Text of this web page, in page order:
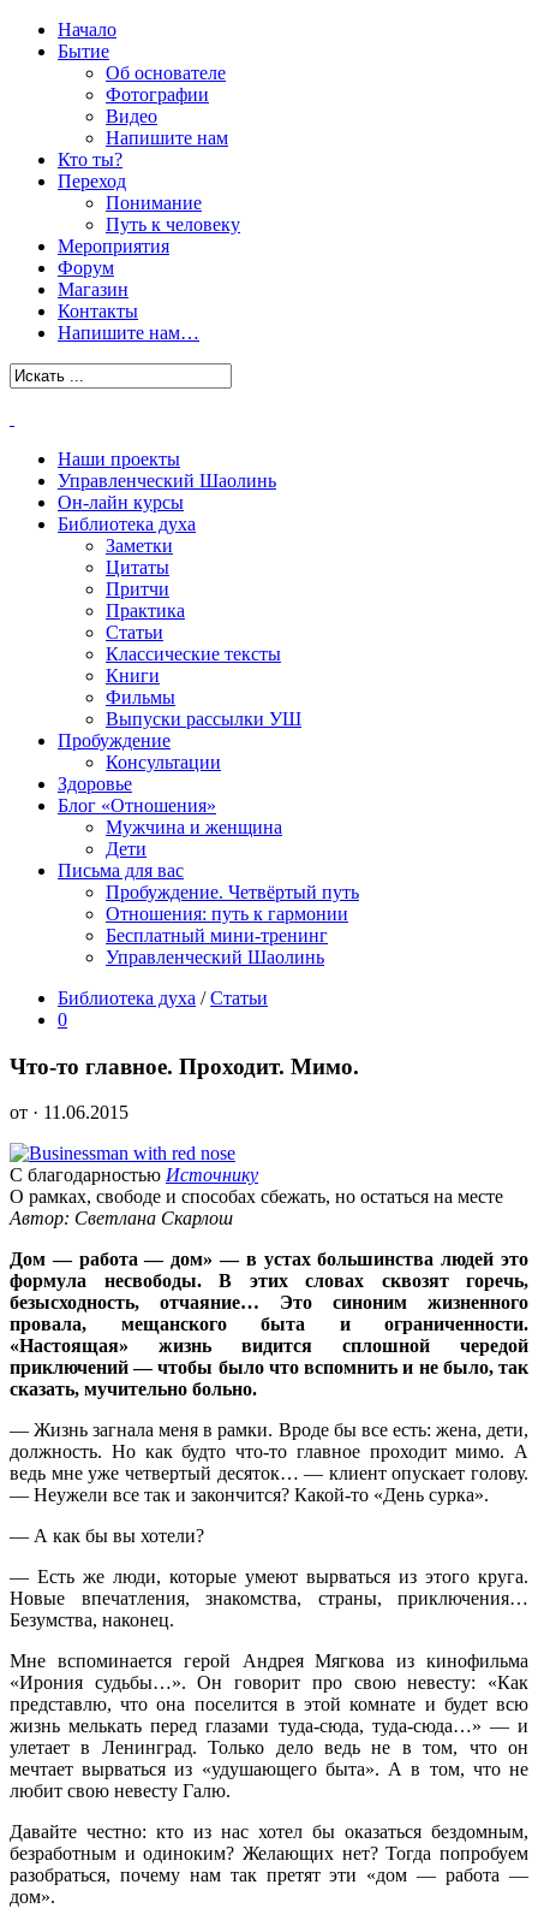
Начало
Бытие
Об основателе
Фотографии
Видео
Напишите нам
Кто ты?
Переход
Понимание
Путь к человеку
Мероприятия
Форум
Магазин
Контакты
Напишите нам…
Наши проекты
Управленческий Шаолинь
Он-лайн курсы
Библиотека духа
Заметки
Цитаты
Притчи
Практика
Статьи
Классические тексты
Книги
Фильмы
Выпуски рассылки УШ
Пробуждение
Консультации
Здоровье
Блог «Отношения»
Мужчина и женщина
Дети
Письма для вас
Пробуждение. Четвёртый путь
Отношения: путь к гармонии
Бесплатный мини-тренинг
Управленческий Шаолинь
Библиотека духа / Статьи
0
Что-то главное. Проходит. Мимо.
от · 11.06.2015
С благодарностью Источнику
О рамках, свободе и способах сбежать, но остаться на месте
Автор: Светлана Скарлош
Дом — работа — дом» — в устах большинства людей это
формула несвободы. В этих словах сквозят горечь,
безысходность, отчаяние… Это синоним жизненного
провала, мещанского быта и ограниченности.
«Настоящая» жизнь видится сплошной чередой
приключений — чтобы было что вспомнить и не было, так
сказать, мучительно больно.
— Жизнь загнала меня в рамки. Вроде бы все есть: жена, дети,
должность. Но как будто что-то главное проходит мимо. А
ведь мне уже четвертый десяток… — клиент опускает голову.
— Неужели все так и закончится? Какой-то «День сурка».
— А как бы вы хотели?
— Есть же люди, которые умеют вырваться из этого круга.
Новые впечатления, знакомства, страны, приключения…
Безумства, наконец.
Мне вспоминается герой Андрея Мягкова из кинофильма
«Ирония судьбы…». Он говорит про свою невесту: «Как
представлю, что она поселится в этой комнате и будет всю
жизнь мелькать перед глазами туда-сюда, туда-сюда…» — и
улетает в Ленинград. Только дело ведь не в том, что он
мечтает вырваться из «удушающего быта». А в том, что не
любит свою невесту Галю.
Давайте честно: кто из нас хотел бы оказаться бездомным,
безработным и одиноким? Желающих нет? Тогда попробуем
разобраться, почему нам так претят эти «дом — работа —
дом».